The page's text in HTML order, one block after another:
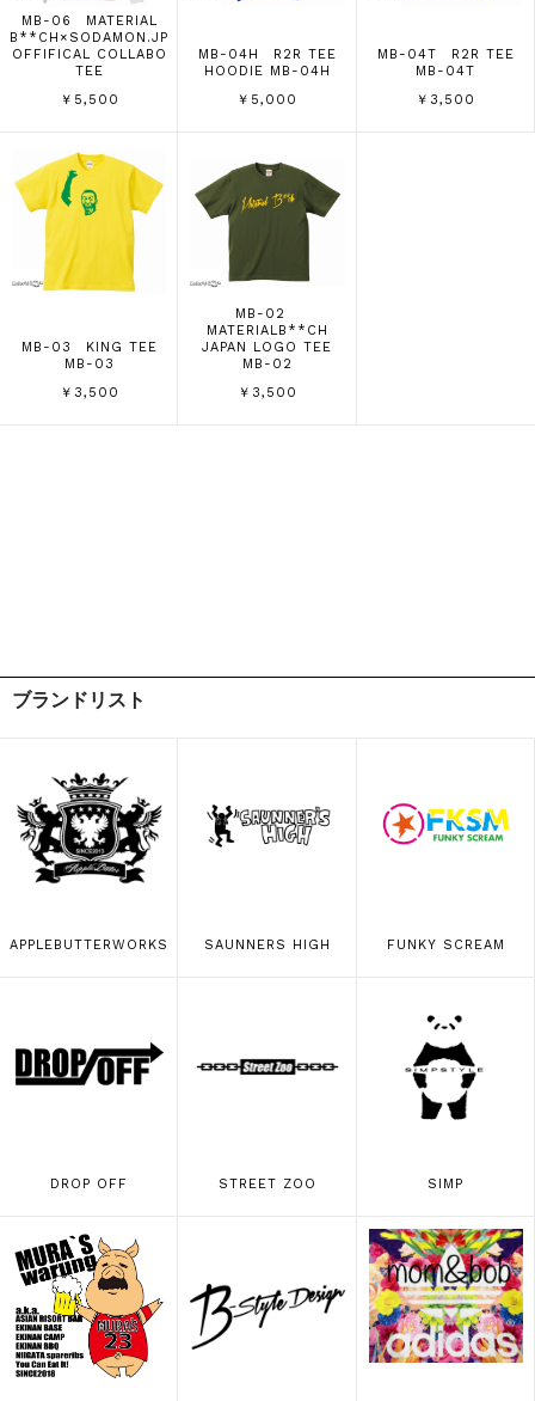
MB-06 MATERIAL
B**CH×SODAMON.JP
OFFIFICAL COLLABO
TEE
￥5,500
MB-04H R2R TEE
HOODIE MB-04H
￥5,000
MB-04T R2R TEE
MB-04T
￥3,500
MB-03 KING TEE
MB-03
￥3,500
MB-02
MATERIALB**CH
JAPAN LOGO TEE
MB-02
￥3,500
ブランドリスト
APPLEBUTTERWORKS SAUNNERS HIGH FUNKY SCREAM
DROP OFF STREET ZOO SIMP